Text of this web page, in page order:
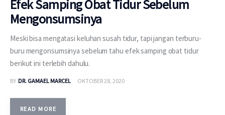
Untuk Bisnis
Untuk Anda
Berita
Efek Samping Obat Tidur Sebelum
Mengonsumsinya
Meski bisa mengatasi keluhan susah tidur, tapi jangan terburu-
buru mengonsumsinya sebelum tahu efek samping obat tidur
berikut ini terlebih dahulu.
BY DR. GAMAEL MARCEL OKTOBER 28, 2020
READ MORE